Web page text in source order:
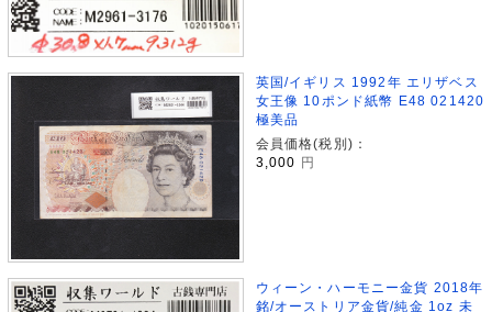
英国/イギリス 1992年 エリザベス
女王像 10ポンド紙幣 E48 021420
極美品
会員価格(税別)：
3,000 円
ウィーン・ハーモニー金貨 2018年
銘/オーストリア金貨/純金 1oz 未